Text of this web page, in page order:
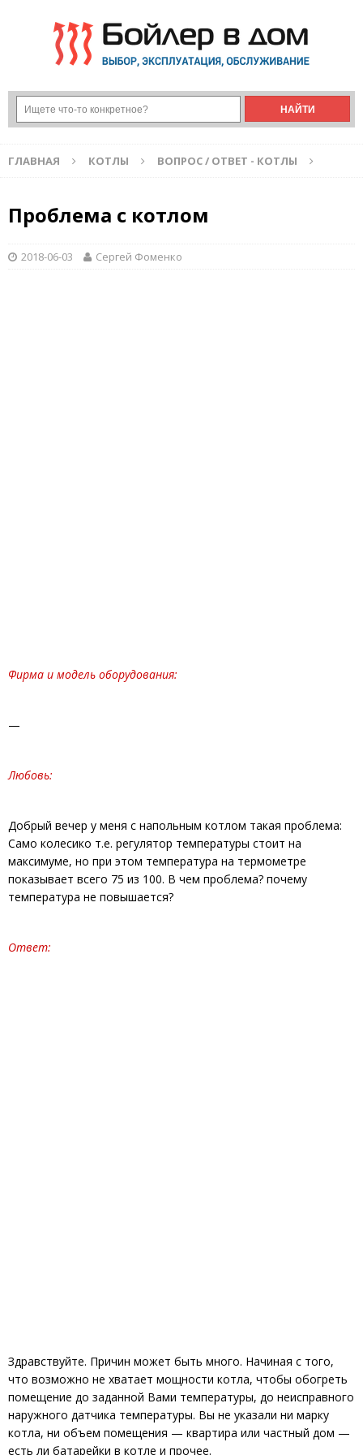
ГЛАВНАЯ КОТЛЫ ВОПРОС / ОТВЕТ - КОТЛЫ
Проблема с котлом
2018-06-03 Сергей Фоменко
Фирма и модель оборудования:
—
Любовь:
Добрый вечер у меня с напольным котлом такая проблема:
Само колесико т.е. регулятор температуры стоит на
максимуме, но при этом температура на термометре
показывает всего 75 из 100. В чем проблема? почему
температура не повышается?
Ответ:
Здравствуйте. Причин может быть много. Начиная с того,
что возможно не хватает мощности котла, чтобы обогреть
помещение до заданной Вами температуры, до неисправного
наружного датчика температуры. Вы не указали ни марку
котла, ни объем помещения — квартира или частный дом —
есть ли батарейки в котле и прочее.